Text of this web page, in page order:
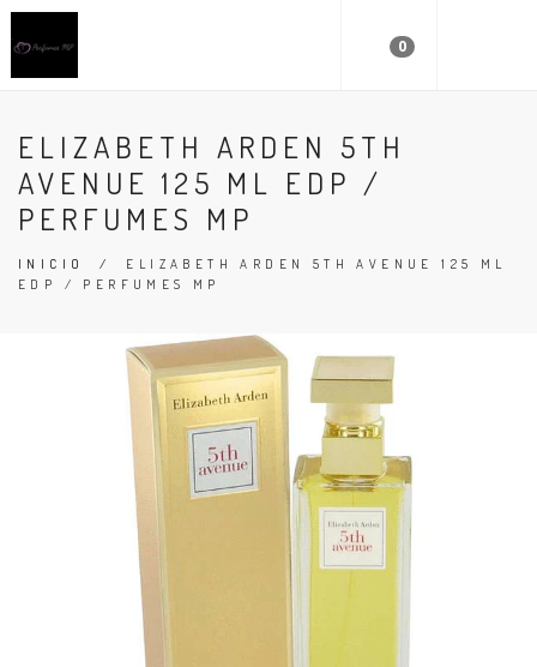
0
ELIZABETH ARDEN 5TH
AVENUE 125 ML EDP /
PERFUMES MP
INICIO / ELIZABETH ARDEN 5TH AVENUE 125 ML
EDP / PERFUMES MP